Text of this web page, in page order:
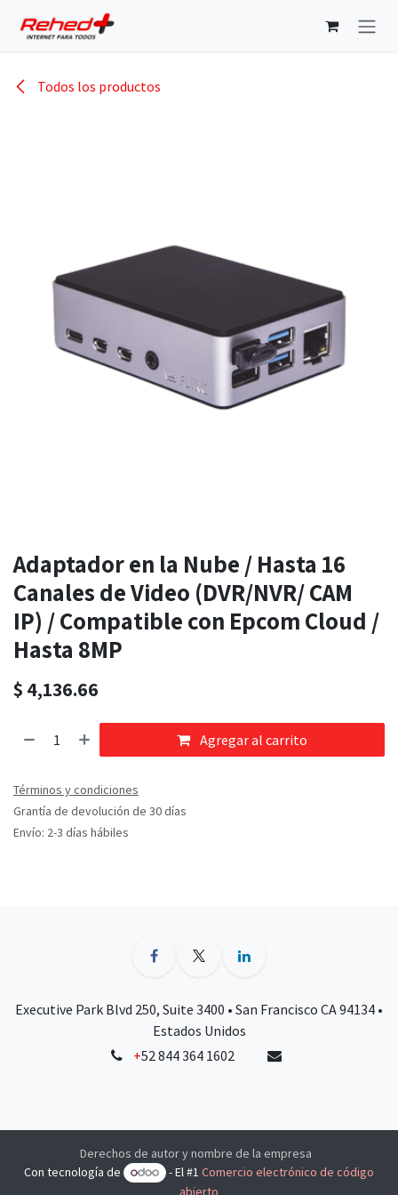
Todos los productos
Adaptador en la Nube / Hasta 16
Canales de Video (DVR/NVR/ CAM
IP) / Compatible con Epcom Cloud /
Hasta 8MP
$ 4,136.66
Agregar al carrito
Términos y condiciones
Grantía de devolución de 30 días
Envío: 2-3 días hábiles
Executive Park Blvd 250, Suite 3400 • San Francisco CA 94134 •
Estados Unidos
+52 844 364 1602
Derechos de autor y nombre de la empresa
Con tecnología de
- El #1Comercio electrónico de código
abierto